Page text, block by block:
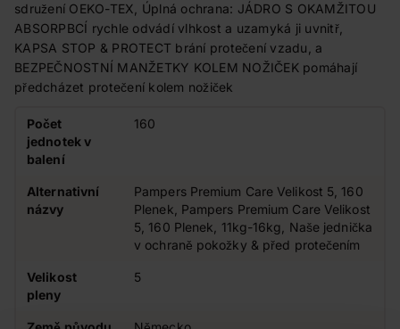
sdružení OEKO-TEX, Úplná ochrana: JÁDRO S OKAMŽITOU
ABSORPBCÍ rychle odvádí vlhkost a uzamyká ji uvnitř,
KAPSA STOP & PROTECT brání protečení vzadu, a
BEZPEČNOSTNÍ MANŽETKY KOLEM NOŽIČEK pomáhají
předcházet protečení kolem nožiček
Počet
jednotek v
balení
160
Alternativní
názvy
Pampers Premium Care Velikost 5, 160
Plenek, Pampers Premium Care Velikost
5, 160 Plenek, 11kg-16kg, Naše jednička
v ochraně pokožky & před protečením
Velikost
pleny
5